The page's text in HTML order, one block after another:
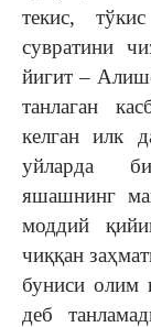
текис,
сувратини
йигит –
танлаган
келган илк
уйларда
яшашнинг
моддий
чиққан
буниси олим
деб